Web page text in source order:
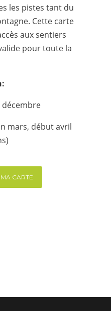
les pistes tant du
Cette carte
aux sentiers
pour toute la
décembre
mars, début avril
CARTE